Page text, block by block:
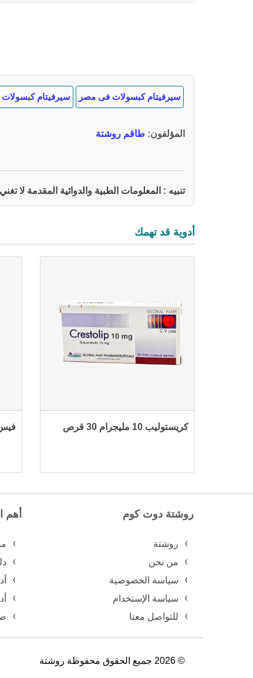
سيرفيتام كبسولات فى مصر سيرفيتام
المؤلفون: طاقم روشتة
تنبيه : المعلومات الطبية والدوائية المقدمة
أدوية قد تهمك
كريستوليب 10 مليجرام 30 قرص
روشتة دوت كوم
روشتة
من نحن
سياسة الخصوصية
سياسة الإستخدام
للتواصل معنا
أهم
© 2026 جميع الحقوق محفوظة روشتة